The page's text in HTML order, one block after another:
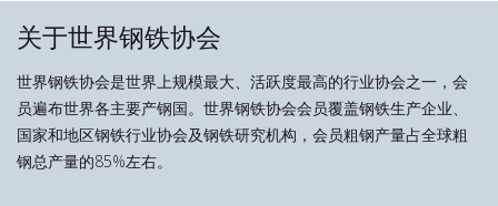
关于世界钢铁协会
世界钢铁协会是世界上规模最大、活跃度最高的行业协会之一，会
员遍布世界各主要产钢国。世界钢铁协会会员覆盖钢铁生产企业、
国家和地区钢铁行业协会及钢铁研究机构，会员粗钢产量占全球粗
钢总产量的85%左右。